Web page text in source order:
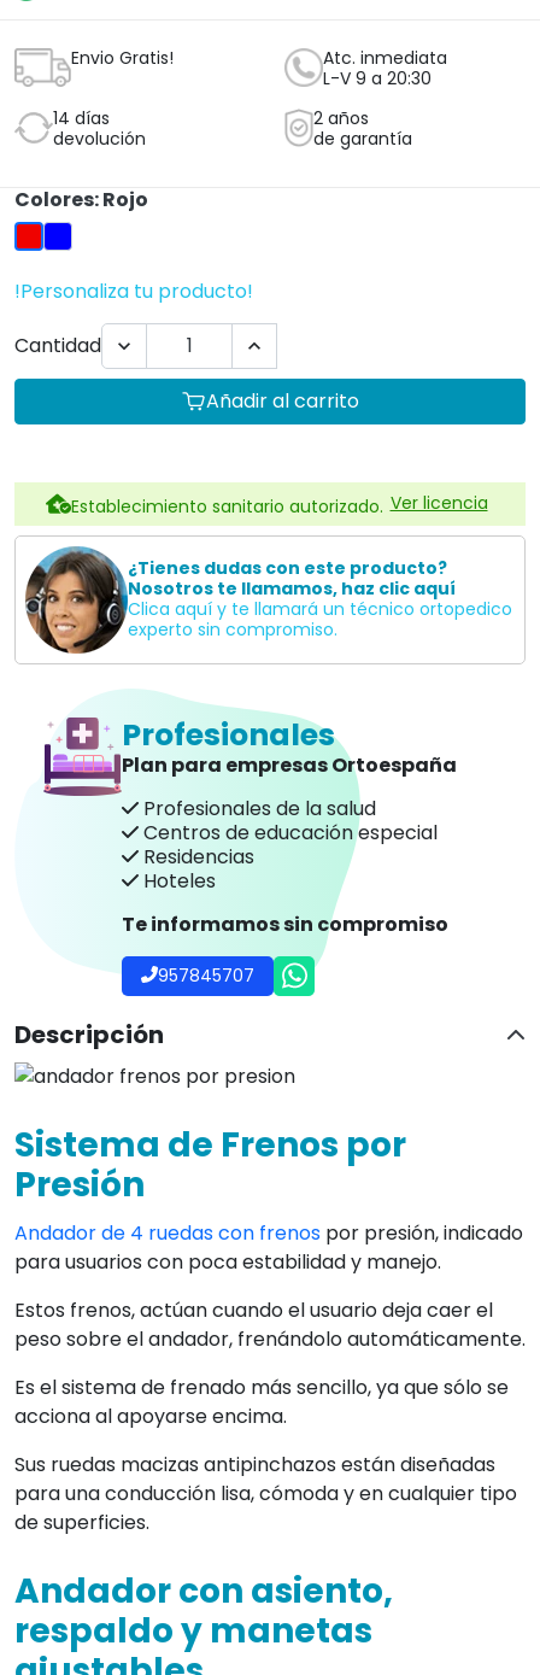
Envio Gratis!
Atc. inmediata
L-V 9 a 20:30
14 días
devolución
2 años
de garantía
Colores: Rojo
RojoAzul
!Personaliza tu producto!
Cantidad
 
Añadir al carrito
Establecimiento sanitario autorizado. Ver licencia
¿Tienes dudas con este producto?
Nosotros te llamamos, haz clic aquí
Clica aquí y te llamará un técnico ortopedico
experto sin compromiso.
Profesionales
Plan para empresas Ortoespaña
Profesionales de la salud
Centros de educación especial
Residencias
Hoteles
Te informamos sin compromiso
957845707
Descripción
Sistema de Frenos por
Presión
Andador de 4 ruedas con frenos por presión, indicado
para usuarios con poca estabilidad y manejo.
Estos frenos, actúan cuando el usuario deja caer el
peso sobre el andador, frenándolo automáticamente.
Es el sistema de frenado más sencillo, ya que sólo se
acciona al apoyarse encima.
Sus ruedas macizas antipinchazos están diseñadas
para una conducción lisa, cómoda y en cualquier tipo
de superficies.
Andador con asiento,
respaldo y manetas